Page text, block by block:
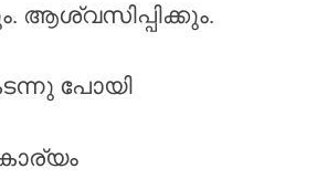
ആശ്വസിപ്പിക്കും.
പോയി